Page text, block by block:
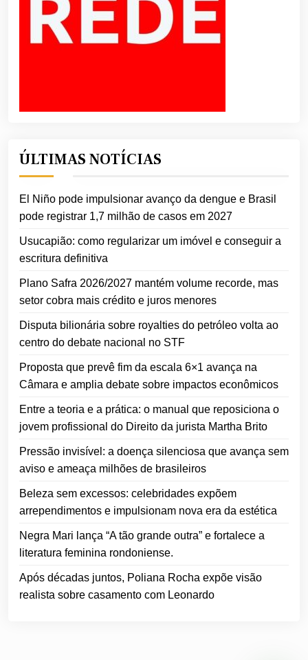
ÚLTIMAS NOTÍCIAS
El Niño pode impulsionar avanço da dengue e Brasil
pode registrar 1,7 milhão de casos em 2027
Usucapião: como regularizar um imóvel e conseguir a
escritura definitiva
Plano Safra 2026/2027 mantém volume recorde, mas
setor cobra mais crédito e juros menores
Disputa bilionária sobre royalties do petróleo volta ao
centro do debate nacional no STF
Proposta que prevê fim da escala 6×1 avança na
Câmara e amplia debate sobre impactos econômicos
Entre a teoria e a prática: o manual que reposiciona o
jovem profissional do Direito da jurista Martha Brito
Pressão invisível: a doença silenciosa que avança sem
aviso e ameaça milhões de brasileiros
Beleza sem excessos: celebridades expõem
arrependimentos e impulsionam nova era da estética
Negra Mari lança “A tão grande outra” e fortalece a
literatura feminina rondoniense.
Após décadas juntos, Poliana Rocha expõe visão
realista sobre casamento com Leonardo